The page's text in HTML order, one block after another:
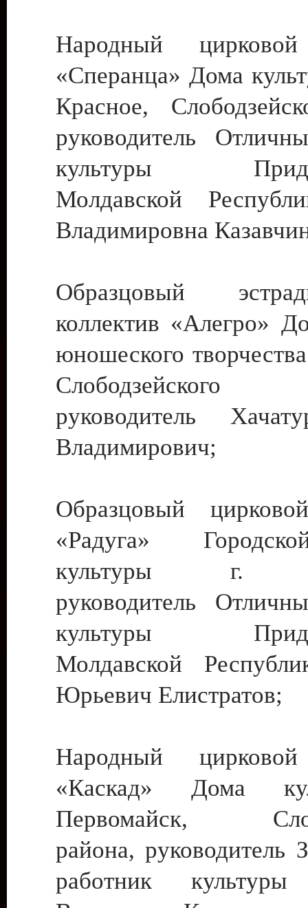
Народный цирковой
«Сперанца» Дома
Красное,
руководитель
культуры
Молдавской
Владимировна
Образцовый
коллектив «Алегро»
юношеского
руководитель
Владимирович;
Образцовый
«Радуга»
культуры г.
руководитель
культуры
Молдавской
Юрьевич Елистратов;
Народный цирковой
«Каскад» Дома
Первомайск,
района, руководитель
работник культуры